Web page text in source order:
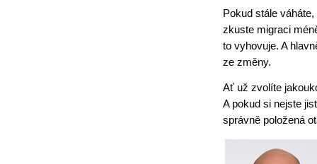
Pokud stále
zkuste migraci
to vyhovuje. A
ze změny.
Ať už zvolíte
A pokud si nejste
správně položená